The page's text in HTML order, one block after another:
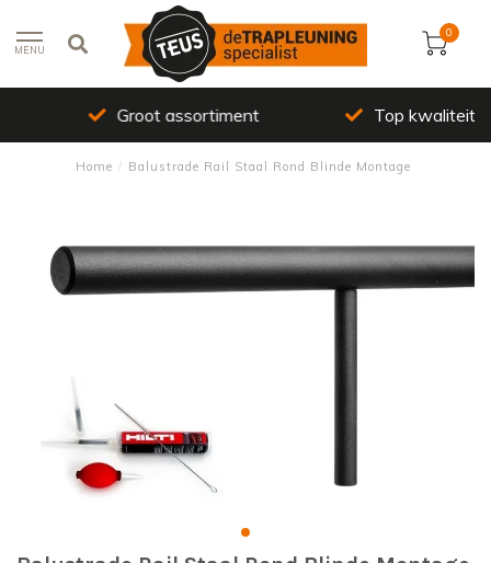
MENU
0
Groot assortiment Top kwaliteit
Home / Balustrade Rail Staal Rond Blinde Montage